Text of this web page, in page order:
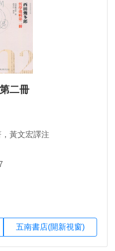
二冊
黃文宏譯注
五南書店(開新視窗)